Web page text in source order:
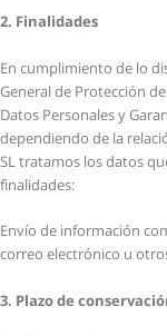
2. Finalidades
En cumplimiento de lo
General de Protección
Datos Personales y
dependiendo de la
SL tratamos los datos
finalidades:
Envío de información
correo electrónico u
3. Plazo de